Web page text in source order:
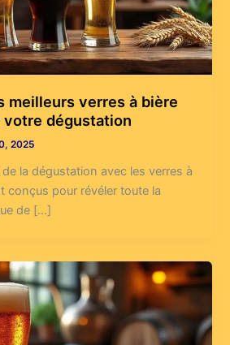
meilleurs verres à bière
votre dégustation
2025
de la dégustation avec les verres à
conçus pour révéler toute la
de […]